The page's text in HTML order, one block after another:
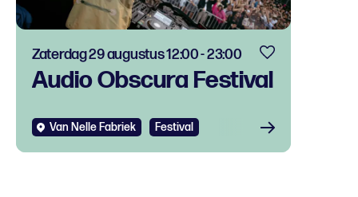
Audio Obscura Festival
Zaterdag 29 augustus 12:00 - 23:00
Van Nelle Fabriek Festival